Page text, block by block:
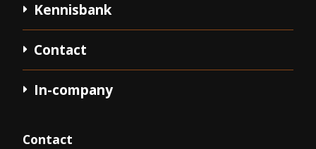
Kennisbank
Contact
In-company
Contact